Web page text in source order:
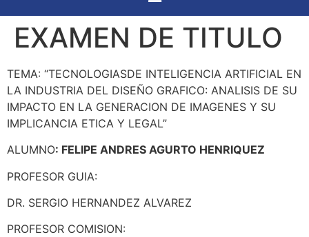
EXAMEN DE TITULO
TEMA: “TECNOLOGIASDE INTELIGENCIA ARTIFICIAL EN
LA INDUSTRIA DEL DISEÑO GRAFICO: ANALISIS DE SU
IMPACTO EN LA GENERACION DE IMAGENES Y SU
IMPLICANCIA ETICA Y LEGAL”
ALUMNO: FELIPE ANDRES AGURTO HENRIQUEZ
PROFESOR GUIA:
DR. SERGIO HERNANDEZ ALVAREZ
PROFESOR COMISION: